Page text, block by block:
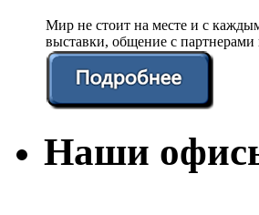
Мир не стоит на месте и с
выставки, общение с
Наши